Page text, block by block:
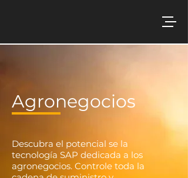
Agronegocios
Descubra el potencial se la
tecnología SAP dedicada a los
agronegocios. Controle toda la